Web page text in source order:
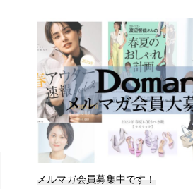
メルマガ会員募集中です！